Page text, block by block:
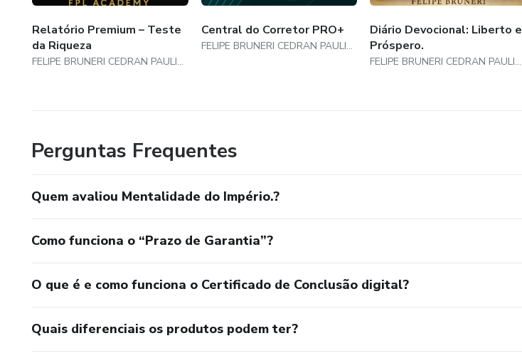
Relatório Premium – Teste
da Riqueza
FELIPE BRUNERI CEDRAN PAULINO
Central do Corretor PRO+
FELIPE BRUNERI CEDRAN PAULINO
Diário Devocional: Liberto e
Próspero.
FELIPE BRUNERI CEDRAN PAULINO
Perguntas Frequentes
Quem avaliou Mentalidade do Império.?
Como funciona o “Prazo de Garantia”?
O que é e como funciona o Certificado de Conclusão digital?
Quais diferenciais os produtos podem ter?